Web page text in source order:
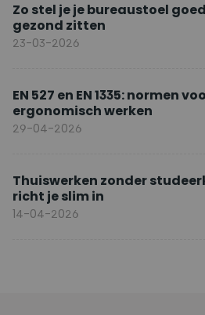
Zo stel je je bureaustoel
gezond zitten
23-03-2026
EN 527 en EN 1335: normen
ergonomisch werken
29-04-2026
Thuiswerken zonder
richt je slim in
14-04-2026